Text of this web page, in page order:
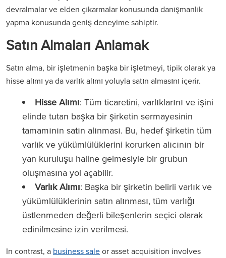
devralmalar ve elden çıkarmalar konusunda danışmanlık
yapma konusunda geniş deneyime sahiptir.
Satın Almaları Anlamak
Satın alma, bir işletmenin başka bir işletmeyi, tipik olarak ya
hisse alımı ya da varlık alımı yoluyla satın almasını içerir.
Hisse Alımı: Tüm ticaretini, varlıklarını ve işini
elinde tutan başka bir şirketin sermayesinin
tamamının satın alınması. Bu, hedef şirketin tüm
varlık ve yükümlülüklerini korurken alıcının bir
yan kuruluşu haline gelmesiyle bir grubun
oluşmasına yol açabilir.
Varlık Alımı: Başka bir şirketin belirli varlık ve
yükümlülüklerinin satın alınması, tüm varlığı
üstlenmeden değerli bileşenlerin seçici olarak
edinilmesine izin verilmesi.
In contrast, a business saleor asset acquisition involves